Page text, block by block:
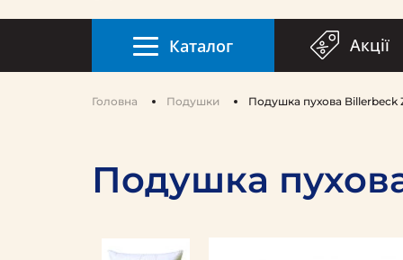
Каталог Акції
Головна Подушки Подушка пухова Billerbeck
Подушка